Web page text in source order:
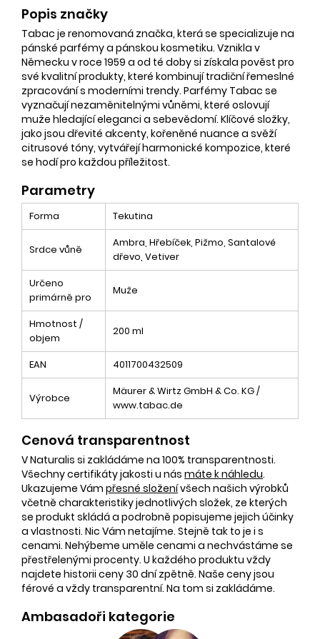
Popis značky
Tabac je renomovaná značka, která se specializuje na
pánské parfémy a pánskou kosmetiku. Vznikla v
Německu v roce 1959 a od té doby si získala pověst pro
své kvalitní produkty, které kombinují tradiční řemeslné
zpracování s moderními trendy. Parfémy Tabac se
vyznačují nezaměnitelnými vůněmi, které oslovují
muže hledající eleganci a sebevědomí. Klíčové složky,
jako jsou dřevité akcenty, kořeněné nuance a svěží
citrusové tóny, vytvářejí harmonické kompozice, které
se hodí pro každou příležitost.
Parametry
Forma Tekutina
Srdce vůně
Ambra, Hřebíček, Pižmo, Santalové
dřevo, Vetiver
Určeno
primárně pro
Muže
Hmotnost /
objem
200 ml
EAN 4011700432509
Výrobce
Mäurer & Wirtz GmbH & Co. KG /
www.tabac.de
Cenová transparentnost
V Naturalis si zakládáme na 100% transparentnosti.
Všechny certifikáty jakosti u nás máte k náhledu.
Ukazujeme Vám přesné složenívšech našich výrobků
včetně charakteristiky jednotlivých složek, ze kterých
se produkt skládá a podrobně popisujeme jejich účinky
a vlastnosti. Nic Vám netajíme. Stejně tak to je i s
cenami. Nehýbeme uměle cenami a nechvástáme se
přestřelenými procenty. U každého produktu vždy
najdete historii ceny 30 dní zpětně. Naše ceny jsou
férové a vždy transparentní. Na tom si zakládáme.
Ambasadoři kategorie